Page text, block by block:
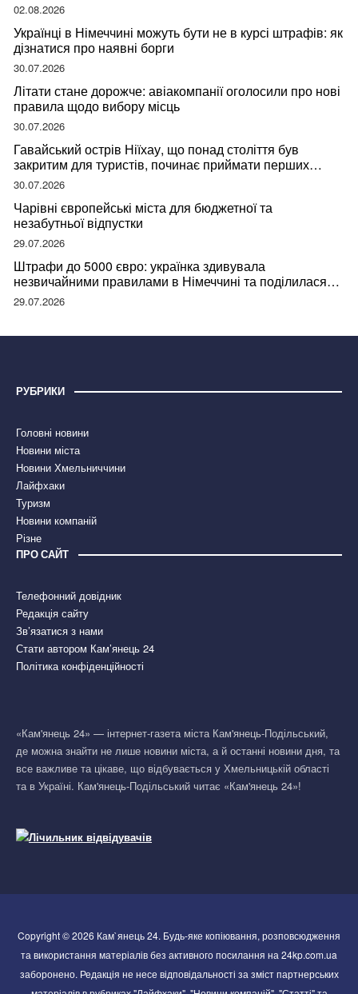
02.08.2026
Українці в Німеччині можуть бути не в курсі штрафів: як
дізнатися про наявні борги
30.07.2026
Літати стане дорожче: авіакомпанії оголосили про нові
правила щодо вибору місць
30.07.2026
Гавайський острів Ніїхау, що понад століття був
закритим для туристів, починає приймати перших
відвідувачів
30.07.2026
Чарівні європейські міста для бюджетної та
незабутньої відпустки
29.07.2026
Штрафи до 5000 євро: українка здивувала
незвичайними правилами в Німеччині та поділилася
правдою
29.07.2026
РУБРИКИ
Головні новини
Новини міста
Новини Хмельниччини
Лайфхаки
Туризм
Новини компаній
Різне
ПРО САЙТ
Телефонний довідник
Редакція сайту
Зв’язатися з нами
Стати автором Кам’янець 24
Політика конфіденційності
«Кам'янець 24» — інтернет-газета міста Кам'янець-Подільський,
де можна знайти не лише новини міста, а й останні новини дня, та
все важливе та цікаве, що відбувається у Хмельницькій області
та в Україні. Кам'янець-Подільський читає «Кам'янець 24»!
Copyright © 2026 Кам`янець 24. Будь-яке копіювання, розповсюдження
та використання матеріалів без активного посилання на 24kp.com.ua
заборонено. Редакція не несе відповідальності за зміст партнерських